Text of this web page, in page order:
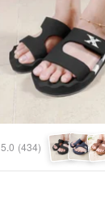
5.0 (434)